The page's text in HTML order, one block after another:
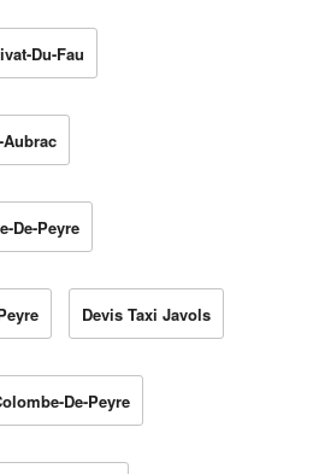
Du-Fau
De-Peyre
Devis Taxi Javols
De-Peyre